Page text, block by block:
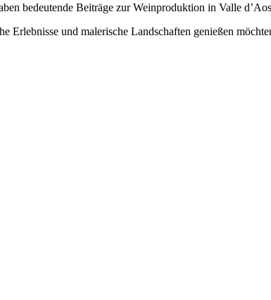
bedeutende Beiträge zur Weinproduktion in Valle
Erlebnisse und malerische Landschaften genießen